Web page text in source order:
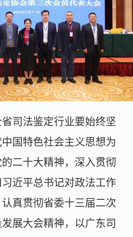
法鉴定行业要始终坚
国特色社会主义思想为
二十大精神，深入贯彻
近平总书记对政法工作
真贯彻省委十三届二次
展大会精神，以广东司